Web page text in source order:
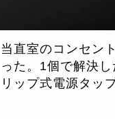
当直室のコンセン
った。1個で解決
リップ式電源タッ